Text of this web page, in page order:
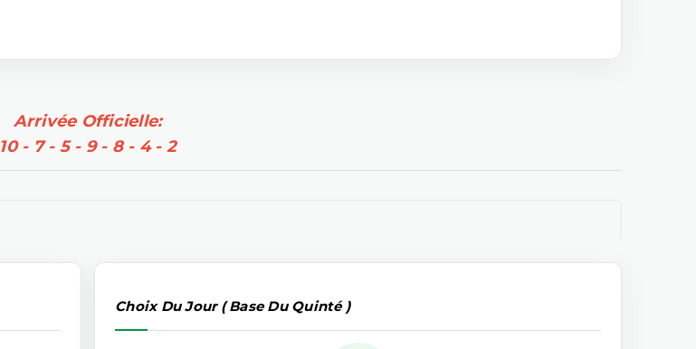
Arrivée Officielle:
10 - 7 - 5 - 9 - 8 - 4 - 2
Choix Du Jour ( Base Du Quinté )